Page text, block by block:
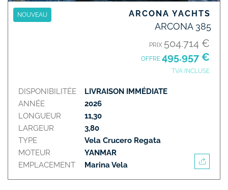
NOUVEAU ARCONA YACHTS
ARCONA 385
PRIX 504.714 €
OFFRE 495.957 €
TVA INCLUSE
DISPONIBILITÉE
ANNÉE
LONGUEUR
LARGEUR
TYPE
MOTEUR
EMPLACEMENT
LIVRAISON IMMÉDIATE
2026
11,30
3,80
Vela Crucero Regata
YANMAR
Marina Vela